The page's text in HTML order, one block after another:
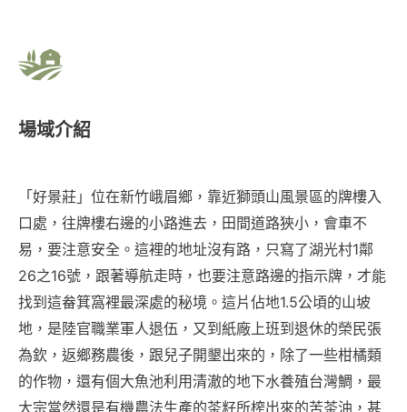
場域介紹
「好景莊」位在新竹峨眉鄉，靠近獅頭山風景區的牌樓入
口處，往牌樓右邊的小路進去，田間道路狹小，會車不
易，要注意安全。這裡的地址沒有路，只寫了湖光村1鄰
26之16號，跟著導航走時，也要注意路邊的指示牌，才能
找到這畚箕窩裡最深處的秘境。這片佔地1.5公頃的山坡
地，是陸官職業軍人退伍，又到紙廠上班到退休的榮民張
為欽，返鄉務農後，跟兒子開墾出來的，除了一些柑橘類
的作物，還有個大魚池利用清澈的地下水養殖台灣鯛，最
大宗當然還是有機農法生產的茶籽所榨出來的苦茶油，甚